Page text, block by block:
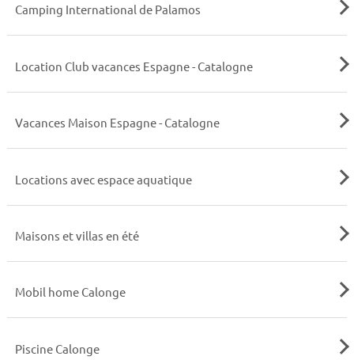
Camping International de Palamos
Location Club vacances Espagne - Catalogne
Vacances Maison Espagne - Catalogne
Locations avec espace aquatique
Maisons et villas en été
Mobil home Calonge
Piscine Calonge